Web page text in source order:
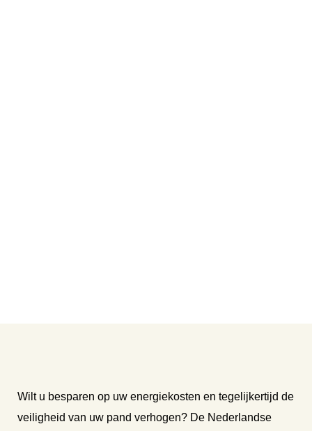
Wilt u besparen op uw energiekosten en tegelijkertijd de
veiligheid van uw pand verhogen? De Nederlandse